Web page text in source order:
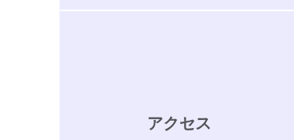
アクセス